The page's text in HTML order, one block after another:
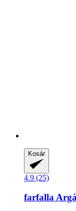
Kosár
4.9 (25)
farfalla